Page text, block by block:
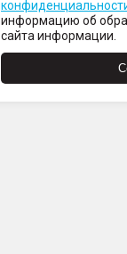
информацию об
сайта информации.